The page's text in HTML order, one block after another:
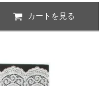
カートを見る